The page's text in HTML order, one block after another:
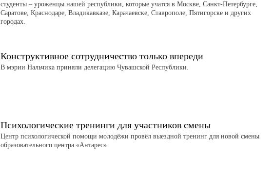
студенты – уроженцы нашей республики, которые учатся в Москве, Санкт-Петербурге,
Саратове, Краснодаре, Владикавказе, Карачаевске, Ставрополе, Пятигорске и других
городах.
Конструктивное сотрудничество только впереди
В мэрии Нальчика приняли делегацию Чувашской Республики.
Психологические тренинги для участников смены
Центр психологической помощи молодёжи провёл выездной тренинг для новой смены
образовательного центра «Антарес».